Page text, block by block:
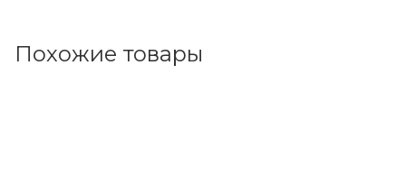
Похожие товары